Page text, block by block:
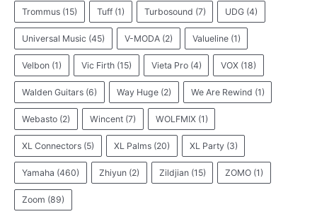
Trommus (15) Tuff (1) Turbosound (7) UDG (4)
Universal Music (45) V-MODA (2) Valueline (1)
Velbon (1) Vic Firth (15) Vieta Pro (4) VOX (18)
Walden Guitars (6) Way Huge (2) We Are Rewind (1)
Webasto (2) Wincent (7) WOLFMIX (1)
XL Connectors (5) XL Palms (20) XL Party (3)
Yamaha (460) Zhiyun (2) Zildjian (15) ZOMO (1)
Zoom (89)